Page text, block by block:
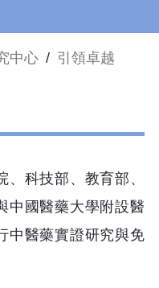
中心 / 引領卓越
科技部、教育部、
中國醫藥大學附設醫
中醫藥實證研究與免